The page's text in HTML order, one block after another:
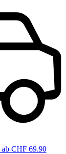
ab CHF 69.90